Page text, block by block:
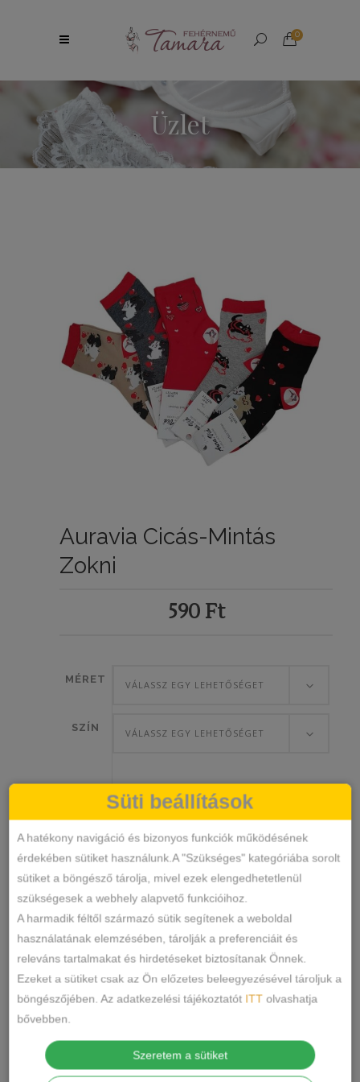
0
Üzlet
Auravia Cicás-Mintás
Zokni
590 Ft
MÉRET VÁLASSZ EGY LEHETŐSÉGET
SZÍN VÁLASSZ EGY LEHETŐSÉGET
Auravia
Cicás-
Mintás
Zokni
mennyiség
SKU NZP721
KATEGÓRIÁK Kiegészítők,Zokni
CÍMKÉK
LEÍRÁS
Anyaga: 85%pamut, 10% poliamid, 5 %elastan
Süti beállítások
A hatékony navigáció és bizonyos funkciók működésének
érdekében sütiket használunk.A "Szükséges" kategóriába sorolt
sütiket a böngésző tárolja, mivel ezek elengedhetetlenül
szükségesek a webhely alapvető funkcióihoz.
A harmadik féltől származó sütik segítenek a weboldal
használatának elemzésében, tárolják a preferenciáit és
releváns tartalmakat és hirdetéseket biztosítanak Önnek.
Ezeket a sütiket csak az Ön előzetes beleegyezésével tároljuk a
böngészőjében. Az adatkezelési tájékoztatót ITT olvashatja
bővebben.
Szeretem a sütiket